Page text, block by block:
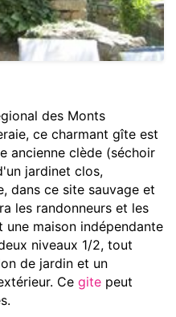
des Monts
ce charmant gîte est
ancienne clède (séchoir
jardinet clos,
dans ce site sauvage et
les randonneurs et les
une maison indépendante
niveaux 1/2, tout
de jardin et un
Ce gite peut